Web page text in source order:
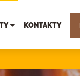
KONTAKTY